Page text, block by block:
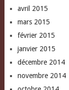
avril 2015
mars 2015
février 2015
janvier 2015
décembre 2014
novembre 2014